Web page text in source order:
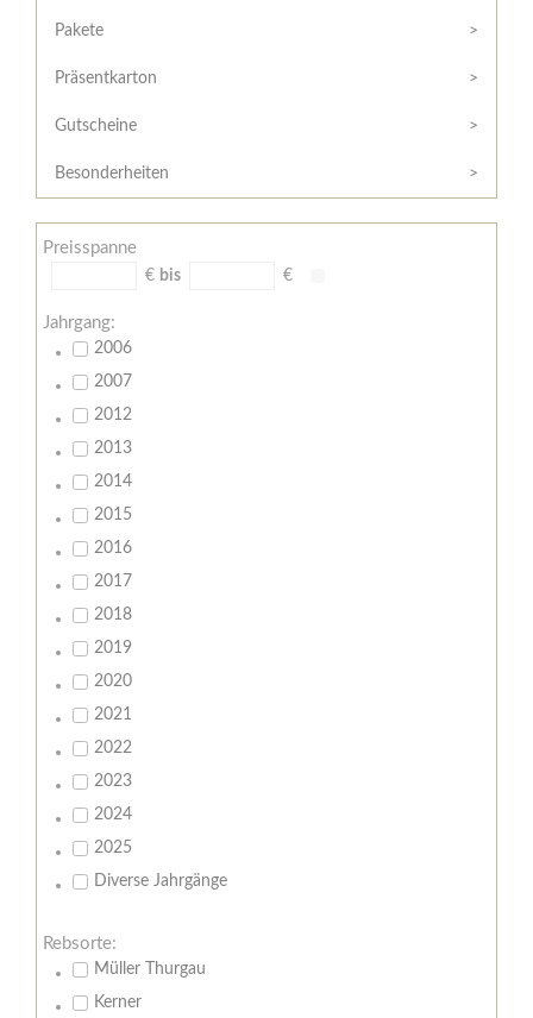
/
Widerrufsformular
AGB
Zahlungsbedingungen
Meine
Pakete
Präsentkarton
Gutscheine
Besonderheiten
Preisspanne
€ bis €
Jahrgang:
2006
2007
2012
2013
2014
2015
2016
2017
2018
2019
2020
2021
2022
2023
2024
2025
Diverse Jahrgänge
Rebsorte:
Müller Thurgau
Kerner